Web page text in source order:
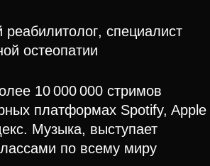
реабилитолог, специалист
остеопатии
10 000 000 стримов
платформах Spotify, Apple
Музыка, выступает
по всему миру